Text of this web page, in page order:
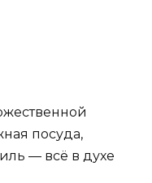
посуда,
— всё в духе